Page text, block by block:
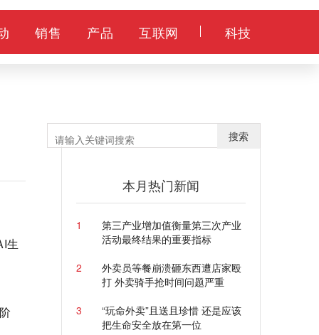
销售 产品 互联网 科技
生
搜索
本月热门新闻
1
第三产业增加值衡量第三次产业
活动最终结果的重要指标
2
外卖员等餐崩溃砸东西遭店家殴
打 外卖骑手抢时间问题严重
3
“玩命外卖”且送且珍惜 还是应该
把生命安全放在第一位